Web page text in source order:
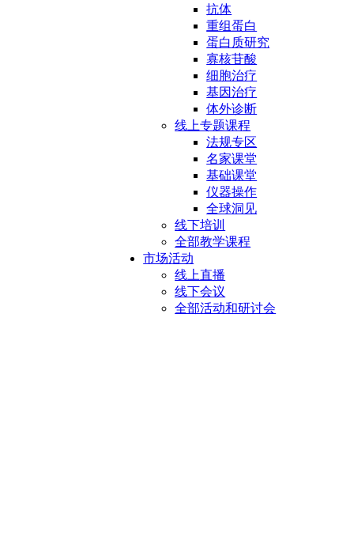
抗体
重组蛋白
蛋白质研究
寡核苷酸
细胞治疗
基因治疗
体外诊断
线上专题课程
法规专区
名家课堂
基础课堂
仪器操作
全球洞见
线下培训
全部教学课程
市场活动
线上直播
线下会议
全部活动和研讨会